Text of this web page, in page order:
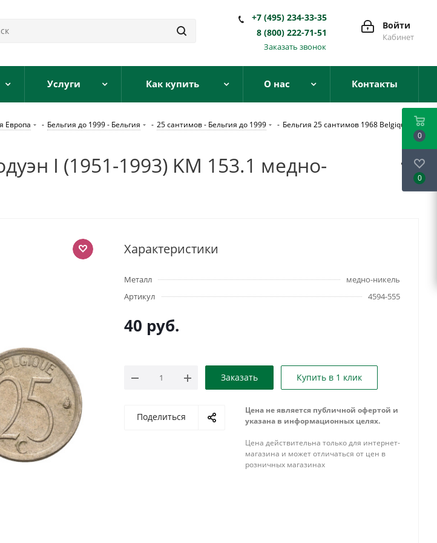
Войти
Кабинет
+7 (495) 234-33-35
8 (800) 222-71-51
Заказать звонок
Услуги Как купить О нас Контакты
Европа - Бельгия до 1999 - Бельгия - 25 сантимов - Бельгия до 1999 - Бельгия 25 сантимов 1968 Belgique,
I (1951-1993) KM 153.1 медно-
Характеристики
Металл
медно-никель
Артикул
4594-555
40 руб.
Заказать Купить в 1 клик
Поделиться
Цена не является публичной офертой и
указана в информационных целях.
Цена действительна только для интернет-
магазина и может отличаться от цен в
розничных магазинах
0
0